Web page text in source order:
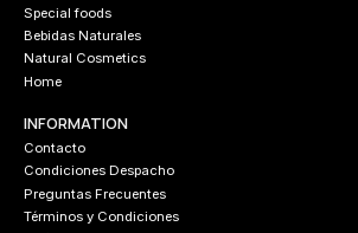
Special foods
Bebidas Naturales
Natural Cosmetics
Home
INFORMATION
Contacto
Condiciones Despacho
Preguntas Frecuentes
Términos y Condiciones